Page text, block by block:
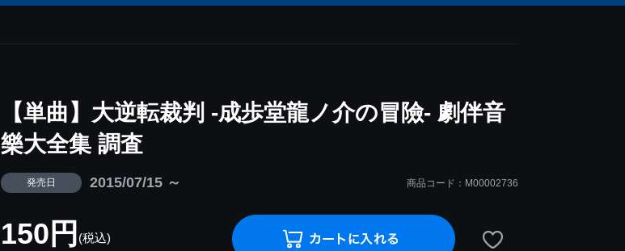
【単曲】大逆転裁判 -成歩堂龍ノ介の冒險- 劇伴音
樂大全集 調査
発売日 2015/07/15 ～ 商品コード：M00002736
150円 (税込)